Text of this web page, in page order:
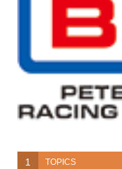
1 TOPICS